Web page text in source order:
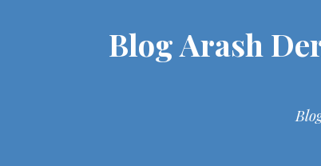
Blog Arash